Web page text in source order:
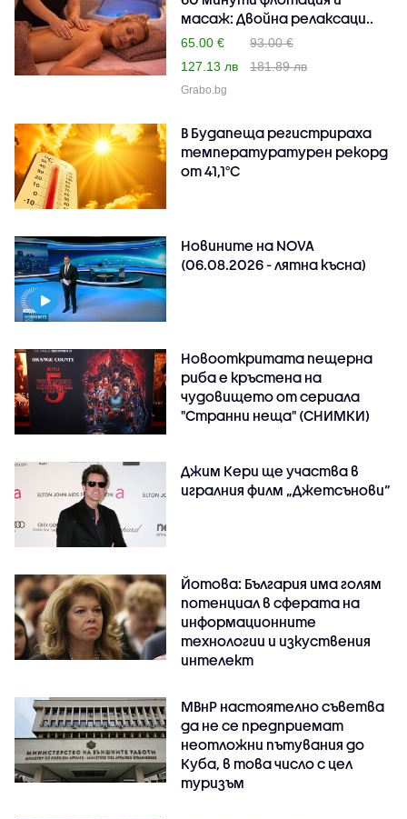
масаж: Двойна релаксаци..
65.00 €
93.00 €
127.13 лв
181.89 лв
Grabo.bg
В Будапеща регистрираха
температуратурен рекорд
от 41,1°C
Новините на NOVA
(06.08.2026 - лятна късна)
Новооткритата пещерна
риба е кръстена на
чудовището от сериала
"Странни неща" (СНИМКИ)
Джим Кери ще участва в
игралния филм „Джетсънови“
Йотова: България има голям
потенциал в сферата на
информационните
технологии и изкуствения
интелект
МВнР настоятелно съветва
да не се предприемат
неотложни пътувания до
Куба, в това число с цел
туризъм